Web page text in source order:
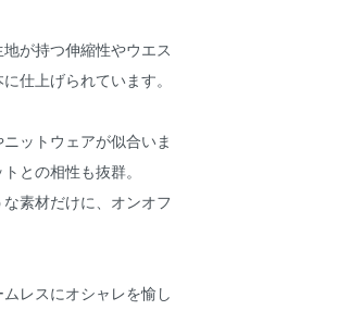
が持つ伸縮性やウエス
仕上げられています。
ットウェアが似合いま
との相性も抜群。
素材だけに、オンオフ
レスにオシャレを愉し